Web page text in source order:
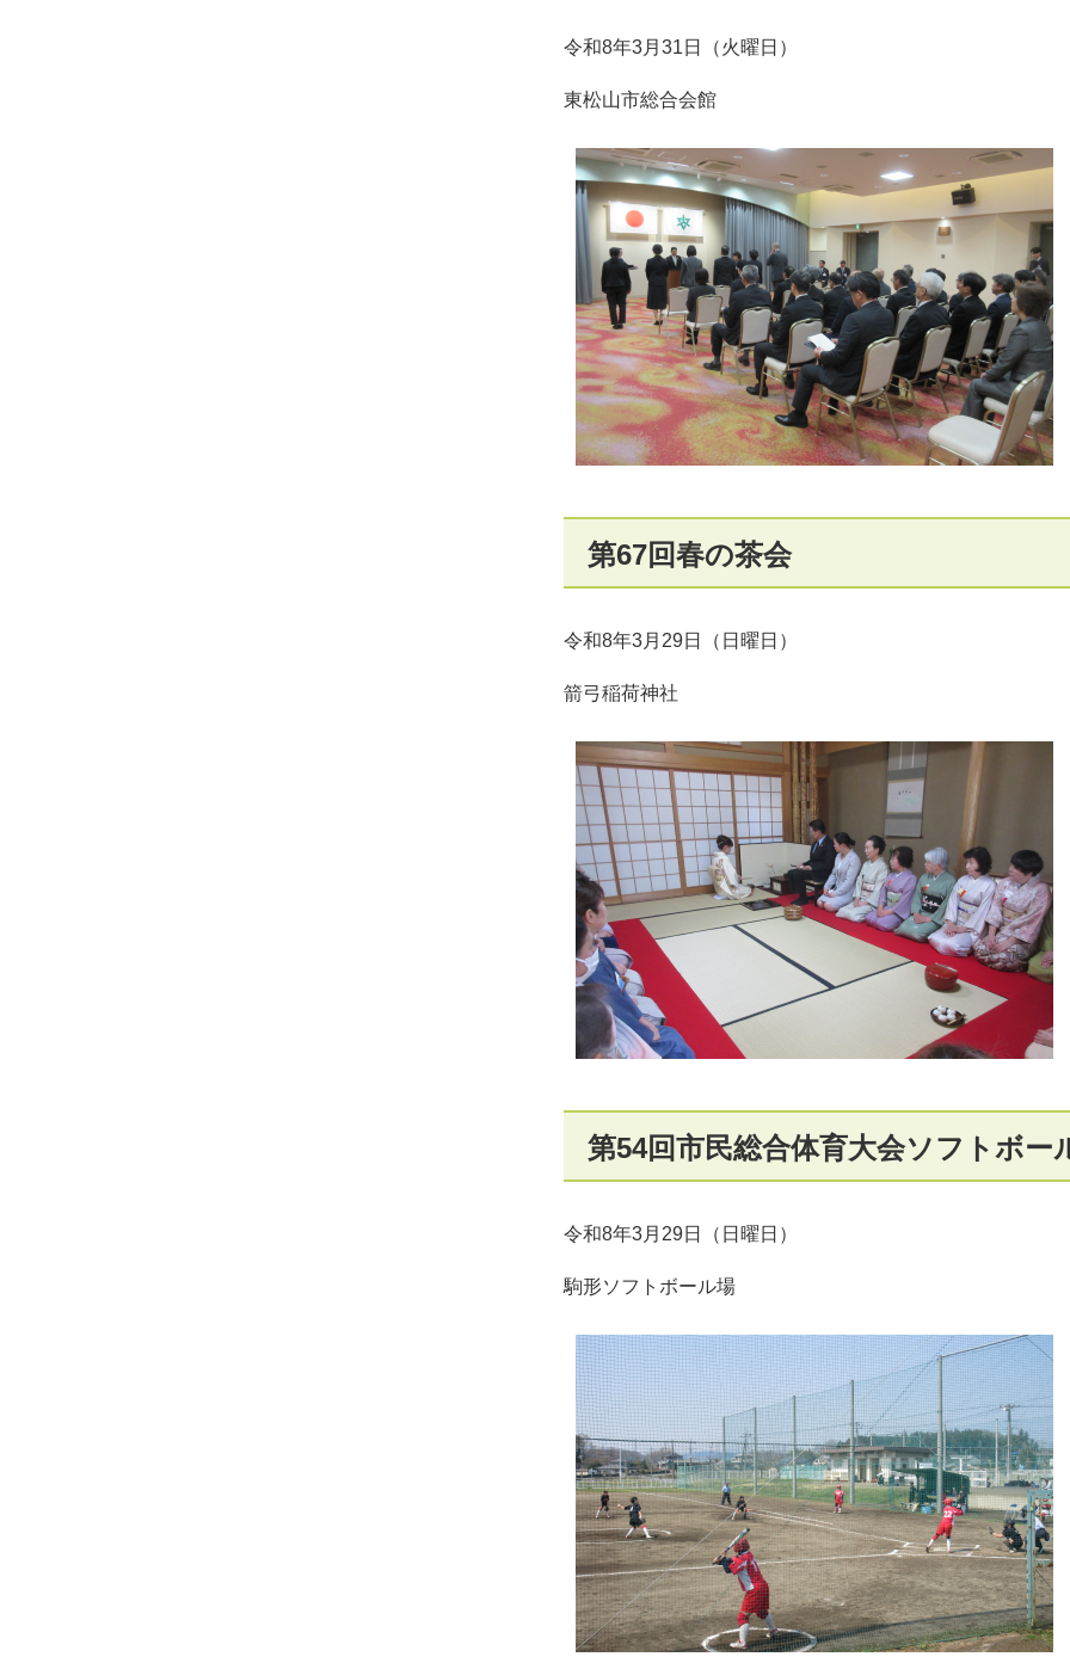
令和8年3月31日（火曜日）
東松山市総合会館
第67回春の茶会
令和8年3月29日（日曜日）
箭弓稲荷神社
第54回市民総合体育大会ソフトボー
令和8年3月29日（日曜日）
駒形ソフトボール場